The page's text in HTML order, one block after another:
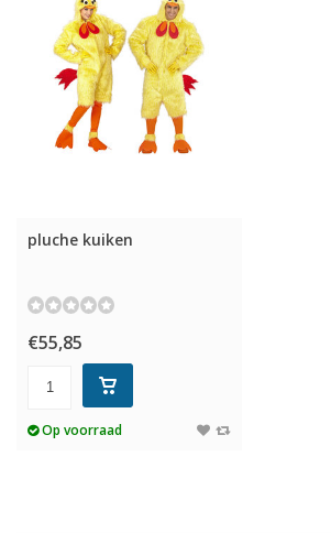
pluche kuiken
€55,85
Op voorraad